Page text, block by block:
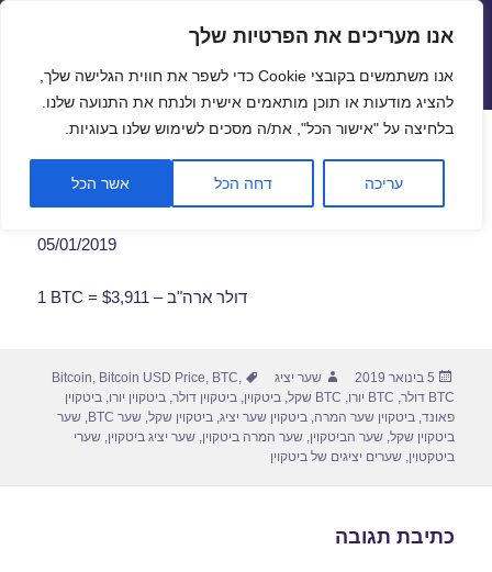
פתח
אנו מעריכים את הפרטיות שלך
אנו משתמשים בקובצי Cookie כדי לשפר את חווית הגלישה שלך,
להציג מודעות או תוכן מותאמים אישית ולנתח את התנועה שלנו.
בלחיצה על "אישור הכל", את/ה מסכים לשימוש שלנו בעוגיות.
עריכה דחה הכל אשר הכל
שערי חליפין יציגים – שער יציג
תפריטים
ווידג'טים
שער ביטקוין לתאריך 05/01/2019
05/01/2019
1 BTC = $3,911 – דולר ארה"ב
פורסם
בתאריך
5 בינואר 2019 מחבר
שער יציג תגיות Bitcoin, Bitcoin USD Price, BTC,
BTC דולר
, BTC יורו , BTC שקל ,ביטקוין,ביטקוין דולר,ביטקוין יורו,ביטקוין
פאונד,ביטקוין שער המרה,ביטקוין שער יציג,ביטקוין שקל,שער BTC ,שער
ביטקוין שקל,שער הביטקוין,שער המרה ביטקוין,שער יציג ביטקוין,שערי
ביטקטוין,שערים יציגים של ביטקוין
כתיבת תגובה